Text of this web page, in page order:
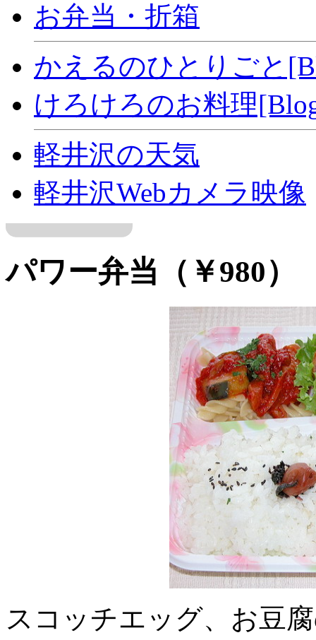
お弁当・折箱
かえるのひとりごと
けろけろのお料理
軽井沢の天気
軽井沢Webカメラ映像
パワー弁当（￥980）
スコッチエッグ、お豆